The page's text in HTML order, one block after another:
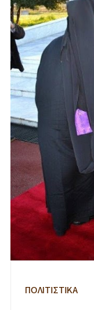
ΠΟΛΙΤΙΣΤΙΚΑ